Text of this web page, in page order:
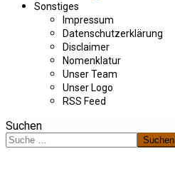
Sonstiges
Impressum
Datenschutzerklärung
Disclaimer
Nomenklatur
Unser Team
Unser Logo
RSS Feed
Suchen
Suchen